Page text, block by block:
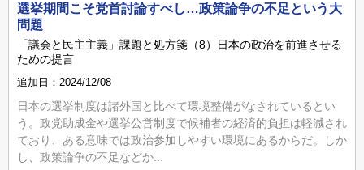
選挙期間こそ党首討論すべし…政策論争の不足という大
問題
「議会と民主主義」課題と処方箋（8）日本の政治を前進させる
ための提言
追加日：2024/12/08
日本の選挙制度は諸外国と比べて環境整備がなされているとい
う。政党助成金や選挙公営制度で候補者の経済的負担は軽減され
ており、ある意味では政治参加しやすい環境にあるからだ。しか
し、政策論争の不足などか...